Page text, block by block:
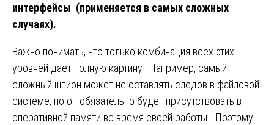
интерфейсы (применяется в самых сложных
случаях).
Важно понимать, что только комбинация всех этих
уровней дает полную картину. Например, самый
сложный шпион может не оставлять следов в файловой
системе, но он обязательно будет присутствовать в
оперативной памяти во время своей работы. Поэтому